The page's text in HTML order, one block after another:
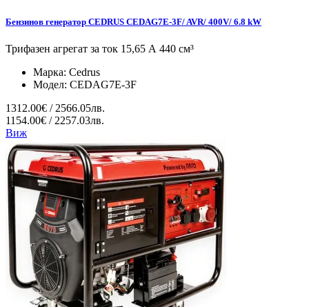
Бензинов генератор CEDRUS CEDAG7E-3F/ AVR/ 400V/ 6.8 kW
Трифазен агрегат за ток 15,65 А 440 см³
Марка: Cedrus
Модел: CEDAG7E-3F
1312.00€ / 2566.05лв.
1154.00€ / 2257.03лв.
Виж